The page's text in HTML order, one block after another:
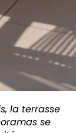
la terrasse
se